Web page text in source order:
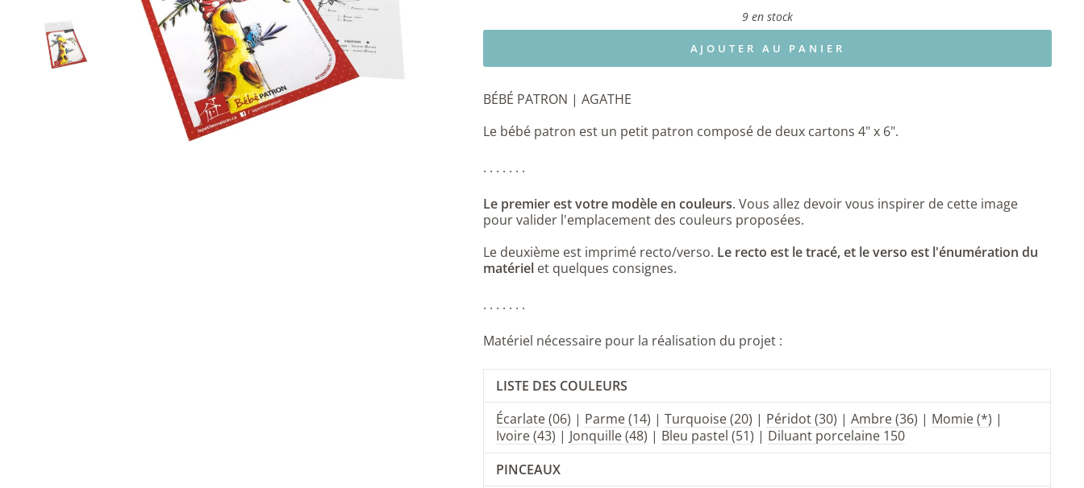
9 en stock
AJOUTER AU PANIER
BÉBÉ PATRON | AGATHE
Le bébé patron est un petit patron composé de deux cartons 4" x 6".
. . . . . . .
Le premier est votre modèle en couleurs. Vous allez devoir vous inspirer de cette image
pour valider l'emplacement des couleurs proposées.
Le deuxième est imprimé recto/verso. Le recto est le tracé, et le verso est l'énumération du
matériel et quelques consignes.
. . . . . . .
Matériel nécessaire pour la réalisation du projet :
LISTE DES COULEURS
Écarlate (06) | Parme (14) |Turquoise (20) | Péridot (30) |Ambre (36) | Momie (*) |
Ivoire (43) | Jonquille (48) | Bleu pastel (51) | Diluant porcelaine 150
PINCEAUX